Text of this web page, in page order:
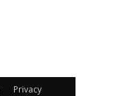
Privacy